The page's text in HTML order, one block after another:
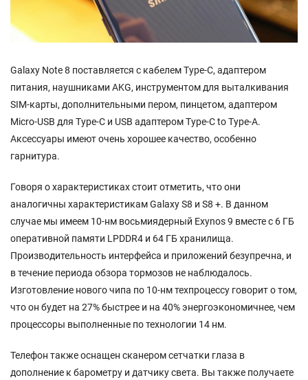
Galaxy Note 8 поставляется с кабелем Type-C, адаптером
питания, наушниками AKG, инструментом для выталкивания
SIM-карты, дополнительными пером, пинцетом, адаптером
Micro-USB для Type-C и USB адаптером Type-C to Type-A.
Аксессуары имеют очень хорошее качество, особенно
гарнитура.
Говоря о характеристиках стоит отметить, что они
аналогичны характеристикам Galaxy S8 и S8 +. В данном
случае мы имеем 10-нм восьмиядерный Exynos 9 вместе с 6 ГБ
оперативной памяти LPDDR4 и 64 ГБ хранилища.
Производительность интерфейса и приложений безупречна, и
в течение периода обзора тормозов не наблюдалось.
Изготовление нового чипа по 10-нм техпроцессу говорит о том,
что он будет на 27% быстрее и на 40% энергоэкономичнее, чем
процессоры выполненные по технологии 14 нм.
Телефон также оснащен сканером сетчатки глаза в
дополнение к барометру и датчику света. Вы также получаете